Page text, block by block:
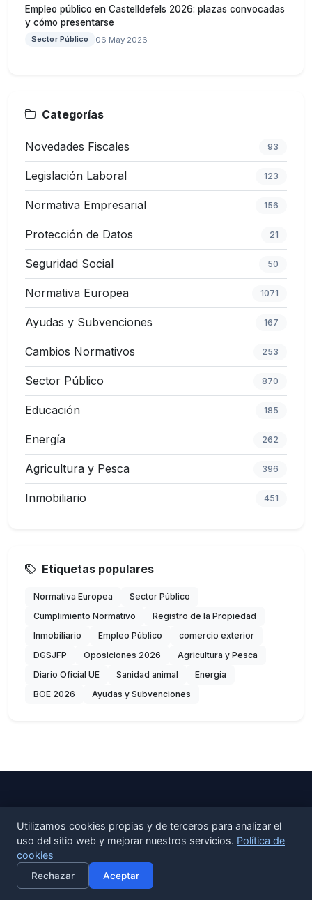
Empleo público en Castelldefels 2026: plazas convocadas
y cómo presentarse
Sector Público 06 May 2026
Categorías
Novedades Fiscales 93
Legislación Laboral 123
Normativa Empresarial 156
Protección de Datos 21
Seguridad Social 50
Normativa Europea 1071
Ayudas y Subvenciones 167
Cambios Normativos 253
Sector Público 870
Educación 185
Energía 262
Agricultura y Pesca 396
Inmobiliario 451
Etiquetas populares
Normativa Europea
Sector Público
Cumplimiento Normativo
Registro de la Propiedad
Inmobiliario
Empleo Público
comercio exterior
DGSJFP
Oposiciones 2026
Agricultura y Pesca
Diario Oficial UE
Sanidad animal
Energía
BOE 2026
Ayudas y Subvenciones
Activar alertas
Radar de cambios legislativos para empresas
Utilizamos cookies propias y de terceros para analizar el
uso del sitio web y mejorar nuestros servicios. Política de
cookies
Rechazar Aceptar